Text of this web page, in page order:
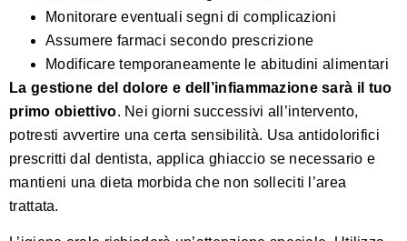
Monitorare eventuali segni di complicazioni
Assumere farmaci secondo prescrizione
Modificare temporaneamente le abitudini alimentari
La gestione del dolore e dell’infiammazione sarà il tuo
primo obiettivo. Nei giorni successivi all’intervento,
potresti avvertire una certa sensibilità. Usa antidolorifici
prescritti dal dentista, applica ghiaccio se necessario e
mantieni una dieta morbida che non solleciti l’area
trattata.